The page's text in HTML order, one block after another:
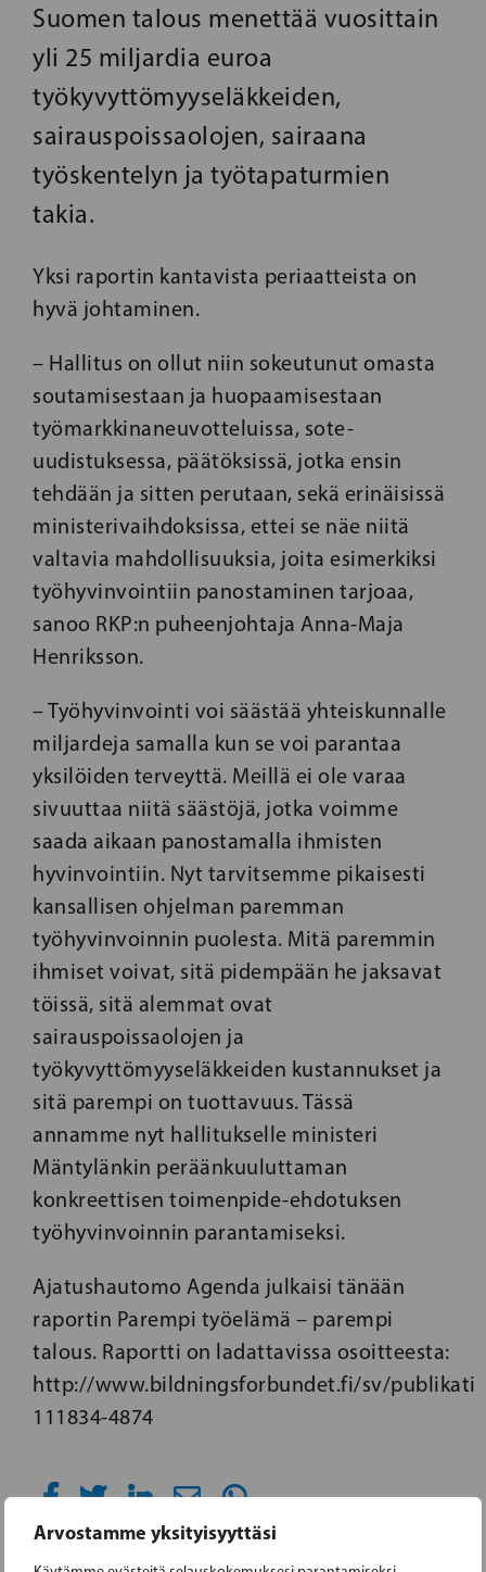
Arvostamme yksityisyyttäsi
Suomen talous menettää vuosittain
yli 25 miljardia euroa
työkyvyttömyyseläkkeiden,
sairauspoissaolojen, sairaana
työskentelyn ja työtapaturmien
takia.
Yksi raportin kantavista periaatteista on
hyvä johtaminen.
– Hallitus on ollut niin sokeutunut omasta
soutamisestaan ja huopaamisestaan
työmarkkinaneuvotteluissa, sote-
uudistuksessa, päätöksissä, jotka ensin
tehdään ja sitten perutaan, sekä erinäisissä
ministerivaihdoksissa, ettei se näe niitä
valtavia mahdollisuuksia, joita esimerkiksi
työhyvinvointiin panostaminen tarjoaa,
sanoo RKP:n puheenjohtaja Anna-Maja
Henriksson.
– Työhyvinvointi voi säästää yhteiskunnalle
miljardeja samalla kun se voi parantaa
yksilöiden terveyttä. Meillä ei ole varaa
sivuuttaa niitä säästöjä, jotka voimme
saada aikaan panostamalla ihmisten
hyvinvointiin. Nyt tarvitsemme pikaisesti
kansallisen ohjelman paremman
työhyvinvoinnin puolesta. Mitä paremmin
ihmiset voivat, sitä pidempään he jaksavat
töissä, sitä alemmat ovat
sairauspoissaolojen ja
työkyvyttömyyseläkkeiden kustannukset ja
sitä parempi on tuottavuus. Tässä
annamme nyt hallitukselle ministeri
Mäntylänkin peräänkuuluttaman
konkreettisen toimenpide-ehdotuksen
työhyvinvoinnin parantamiseksi.
Ajatushautomo Agenda julkaisi tänään
raportin Parempi työelämä – parempi
talous. Raportti on ladattavissa osoitteesta:
http://www.bildningsforbundet.fi/sv/
111834-4874